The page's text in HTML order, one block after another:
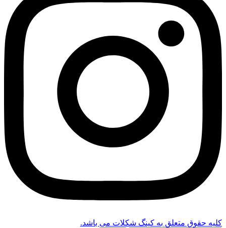
کلیه حقوق متعلق به کینگ شکلات می باشد.